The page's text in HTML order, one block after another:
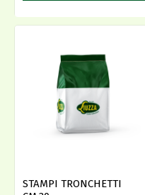
STAMPI TRONCHETTI